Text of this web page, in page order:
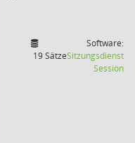
19 Sätze
Software:
Sitzungsdienst
Session